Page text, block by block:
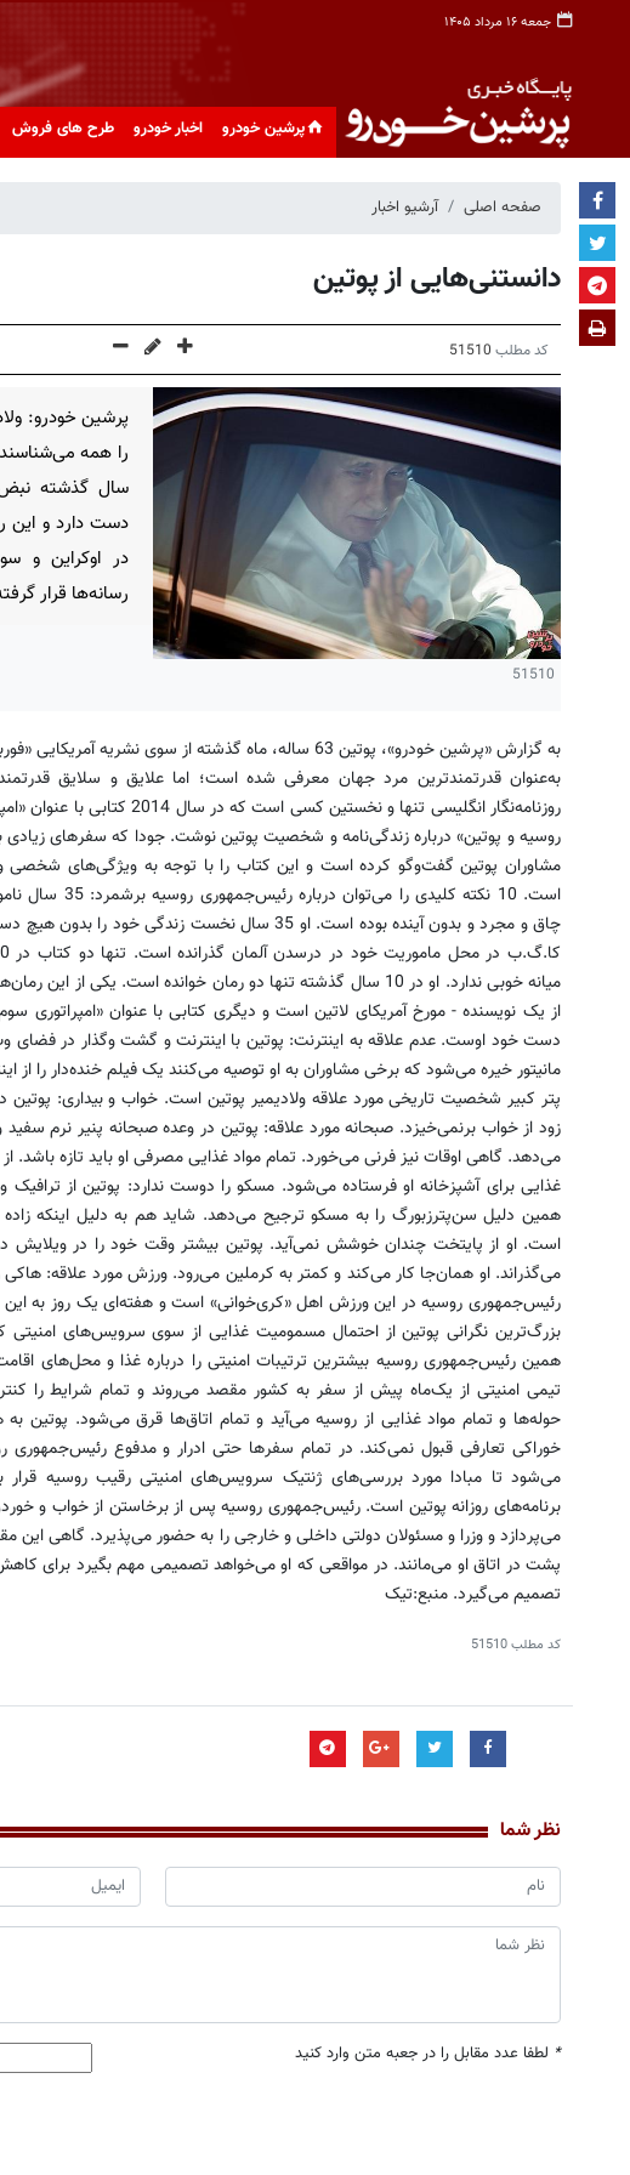
جمعه ۱۶ مرداد ۱۴۰۵
پرشین خودرو اخبار خودرو طرح های فروش
صفحه اصلی آرشیو اخبار
دانستنی‌هایی از پوتین
کد مطلب 51510
51510
پرشین خودرو:
سال گذشته
دست دارد و این
در اوکراین و
رسانه‌ها قرار
به‌عنوان قدرتمند‌ترین مرد جهان معرفی شده است؛ اما علایق و سلایق
روزنامه‌نگار انگلیسی تنها و نخستین
روسیه و پوتین» درباره زندگی‌نامه و شخصیت پوتین نوشت. جودا که سفرهای زیادی
مشاوران پوتین گفت‌وگو کرده است و این کتاب را با توجه به ویژگی‌های شخصی
چاق و مجرد و بدون آینده بوده است. او 35 سال نخست زندگی
از یک نویسنده - مورخ آمریکای لاتین است و دیگری کتابی با عنوان «امپراتوری
دست خود اوست. عدم علاقه به اینترنت: پوتین با اینترنت و گشت و‌گذار در فضای
مانیتور خیره می‌شود که برخی مشاوران به او توصیه می‌کنند یک فیلم خنده‌دار را از
پتر کبیر شخصیت تاریخی مورد علاقه ولادیمیر پوتین است. خواب و بیداری:
زود از خواب برنمی‌خیزد. صبحانه مورد علاقه: پوتین در وعده صبحانه پنیر نرم
می‌دهد. گاهی اوقات نیز فرنی می‌خورد. تمام مواد غذایی مصرفی او باید تازه باشد.
غذایی برای آشپزخانه او فرستاده می‌شود. مسکو را دوست ندارد: پوتین از
همین دلیل سن‌پترز‌بورگ را به مسکو ترجیح می‌دهد. شاید هم به دلیل اینکه
است. او از پایتخت چندان خوشش نمی‌آید. پوتین بیشتر وقت خود را در ویلایش
می‌گذراند. او همان‌جا کار می‌کند و کمتر به کرملین می‌رود. ورزش مورد علاقه:
رئیس‌جمهوری روسیه در این ورزش اهل «کری‌خوانی» است و هفته‌ای یک روز به این
بزرگ‌ترین نگرانی پوتین از احتمال مسمومیت غذایی از سوی سرویس‌های
همین رئیس‌جمهوری روسیه بیشترین ترتیبات امنیتی را درباره غذا و محل‌های
تیمی امنیتی از یک‌ماه پیش از سفر به کشور مقصد می‌روند و تمام شرایط را
حوله‌ها و تمام مواد غذایی از روسیه می‌آید و تمام اتاق‌ها قرق می‌شود. پوتین
خوراکی تعارفی قبول نمی‌کند. در تمام سفرها حتی ادرار و مدفوع رئیس‌جمهوری
می‌شود تا مبادا مورد بررسی‌های ژنتیک سرویس‌های امنیتی رقیب روسیه
برنامه‌‌های روزانه پوتین است. رئیس‌جمهوری روسیه پس از برخاستن از خواب و
می‌پردازد و وزرا و مسئولان دولتی داخلی و خارجی را به حضور می‌پذیرد. گاهی این
پشت در اتاق او می‌مانند. در مواقعی که او می‌خواهد تصمیمی مهم بگیرد برای
تصمیم می‌گیرد. منبع:تیک
کد مطلب51510
نظر شما
* لطفا عدد مقابل را در جعبه متن وارد کنید